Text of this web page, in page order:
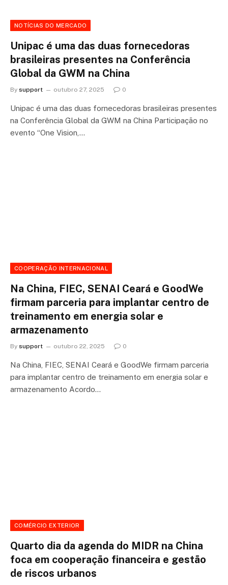
NOTÍCIAS DO MERCADO
Unipac é uma das duas fornecedoras
brasileiras presentes na Conferência
Global da GWM na China
By support outubro 27, 2025 0
Unipac é uma das duas fornecedoras brasileiras presentes
na Conferência Global da GWM na China Participação no
evento “One Vision,…
COOPERAÇÃO INTERNACIONAL
Na China, FIEC, SENAI Ceará e GoodWe
firmam parceria para implantar centro de
treinamento em energia solar e
armazenamento
By support outubro 22, 2025 0
Na China, FIEC, SENAI Ceará e GoodWe firmam parceria
para implantar centro de treinamento em energia solar e
armazenamento Acordo…
COMÉRCIO EXTERIOR
Quarto dia da agenda do MIDR na China
foca em cooperação financeira e gestão
de riscos urbanos